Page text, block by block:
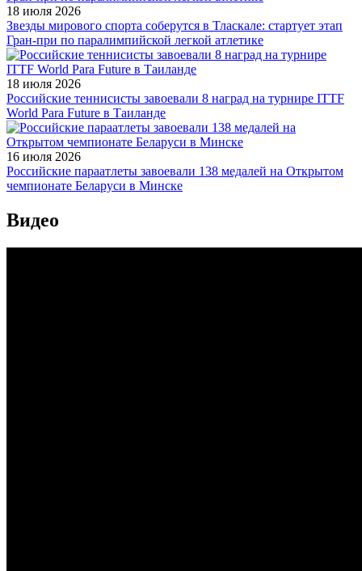
18 июля 2026
Звезды мирового спорта соберутся в Тласкале: стартует этап
Гран-при по паралимпийской легкой атлетике
18 июля 2026
Российские теннисисты завоевали 8 наград на турнире ITTF
World Para Future в Таиланде
16 июля 2026
Российские параатлеты завоевали 138 медалей на Открытом
чемпионате Беларуси в Минске
Видео